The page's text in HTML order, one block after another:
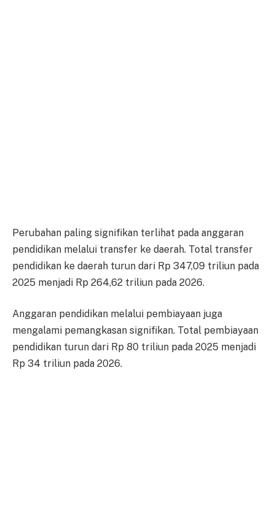
Perubahan paling signifikan terlihat pada anggaran
pendidikan melalui transfer ke daerah. Total transfer
pendidikan ke daerah turun dari Rp 347,09 triliun pada
2025 menjadi Rp 264,62 triliun pada 2026.
Anggaran pendidikan melalui pembiayaan juga
mengalami pemangkasan signifikan. Total pembiayaan
pendidikan turun dari Rp 80 triliun pada 2025 menjadi
Rp 34 triliun pada 2026.